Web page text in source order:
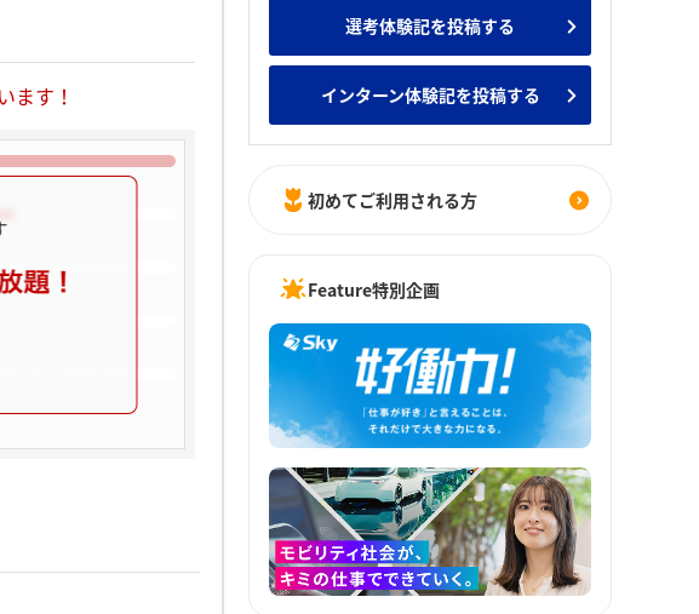
みんなの新卒就職人気企業ランキング みんなのインターン人気企業ランキ
ます！
選考体験記を投稿する
インターン体験記を投稿する
初めてご利用される方
Feature特別企画